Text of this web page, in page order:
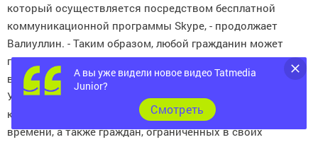
который осуществляется посредством бесплатной
коммуникационной программы Skype, - продолжает
Валиуллин. - Таким образом, любой гражданин может
принять участие в видео-приеме и в реальном режиме
времени задать вопросы, связанные с деятельностью
Управления. Данный формат особенно удобен для тех,
кто в силу трудовой занятости ограничен в свободном
времени, а также граждан, ограниченных в своих
А вы уже видели новое видео Tatmedia
Junior?
Cмотреть